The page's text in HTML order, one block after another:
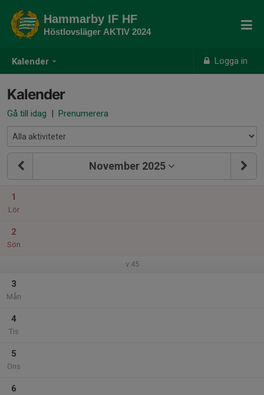
Kalender Logga in
Hammarby IF HF
Höstlovsläger AKTIV 2024
Kalender
Gå till idag | Prenumerera
November 2025
1
Lör
2
Sön
v.45
3
Mån
4
Tis
5
Ons
6